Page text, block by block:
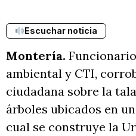
Escuchar noticia
Montería.
ambiental y CTI,
ciudadana sobre la
árboles ubicados en
cual se construye la